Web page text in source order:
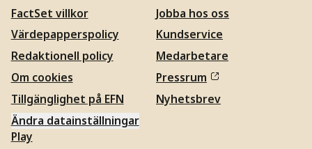
FactSet villkor
Värdepapperspolicy
Redaktionell policy
Om cookies
Tillgänglighet på EFN
Ändra datainställningar
Jobba hos oss
Kundservice
Medarbetare
Pressrum
Nyhetsbrev
Play